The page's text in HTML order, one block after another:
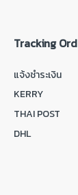
Tracking
แจ้งชำระเงิน
KERRY
THAI POST
DHL